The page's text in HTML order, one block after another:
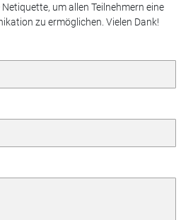
um allen Teilnehmern eine
zu ermöglichen. Vielen Dank!